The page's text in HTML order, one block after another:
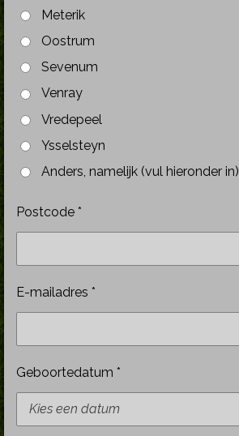
Meterik
Oostrum
Sevenum
Venray
Vredepeel
Ysselsteyn
Anders, namelijk (vul hieronder in)
Postcode *
E-mailadres *
Geboortedatum *